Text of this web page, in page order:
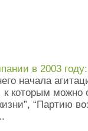
в 2003
начала
к которым можно
“Партию